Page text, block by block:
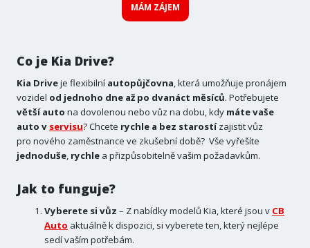
MÁM ZÁJEM
Co je Kia Drive?
Kia Driveje flexibilní autopůjčovna, která umožňuje pronájem
vozidel od jednoho dne až po dvanáct měsíců. Potřebujete
větší auto na dovolenou nebo vůz na dobu, kdy máte vaše
auto v servisu? Chcete rychle a bez starostízajistit vůz
pro nového zaměstnance ve zkušební době? Vše vyřešíte
jednoduše, rychle a přizpůsobitelně vašim požadavkům.
Jak to funguje?
Vyberete si vůz – Z nabídky modelů Kia, které jsou v CB
Auto aktuálně k dispozici, si vyberete ten, který nejlépe
sedí vaším potřebám.